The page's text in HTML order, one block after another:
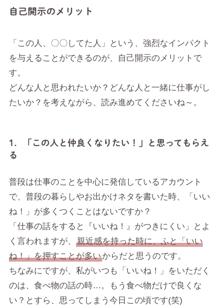
自己開示のメリット
「この人、〇〇してた人」という、強烈なインパクト
を与えることができるのが、自己開示のメリットで
す。
どんな人と思われたいか？どんな人と一緒に仕事がし
たいか？を考えながら、読み進めてくださいね～。
1．「この人と仲良くなりたい！」と思ってもらえ
る
普段は仕事のことを中心に発信しているアカウント
で、普段の暮らしやお出かけネタを書いた時、「いい
ね！」が多くつくことはないですか？
「仕事の話をすると『いいね！』がつきにくい」とよ
く言われますが、
親近感を持った時に、ふと「いい
ね！」を押すことが多いからだと思うのです。
ちなみにですが、私がいつも「いいね！」をいただく
のは、食べ物の話の時…。もう食べ物だけで良くな
い？とすら、思ってしまう今日この頃です(笑)